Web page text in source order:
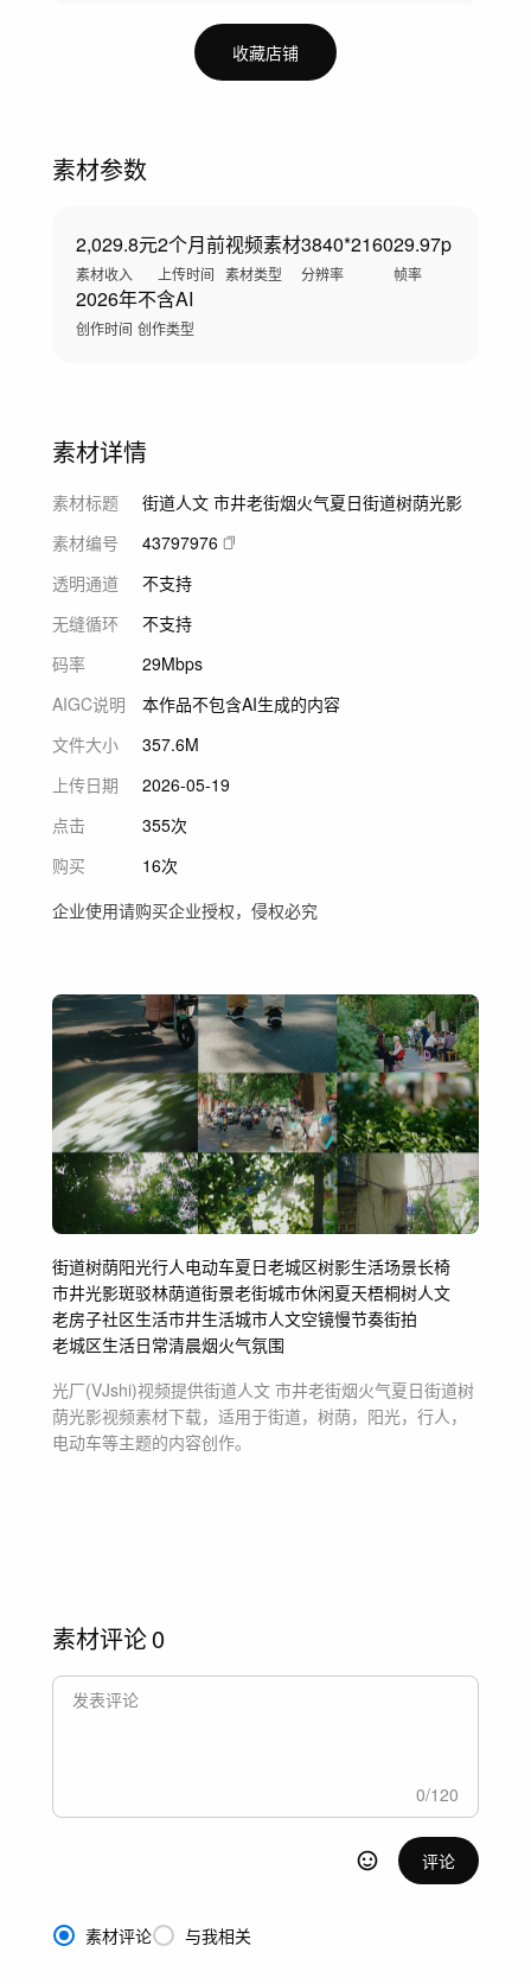
收藏店铺
素材参数
2,029.8元
素材收入
2个月前
上传时间
视频素材
素材类型
3840*2160
分辨率
29.97p
帧率
2026年
创作时间
不含AI
创作类型
素材详情
素材标题
街道人文 市井老街烟火气夏日街道树荫光影
素材编号
43797976
透明通道
不支持
无缝循环
不支持
码率
29Mbps
AIGC说明
本作品不包含AI生成的内容
文件大小
357.6M
上传日期
2026-05-19
点击
355次
购买
16次
企业使用请购买企业授权，侵权必究
街道树荫阳光行人电动车夏日老城区树影生活场景长椅
市井光影斑驳林荫道街景老街城市休闲夏天梧桐树人文
老房子社区生活市井生活城市人文空镜慢节奏街拍
老城区生活日常清晨烟火气氛围
光厂(VJshi)视频提供街道人文 市井老街烟火气夏日街道树
荫光影视频素材下载，适用于街道，树荫，阳光，行人，
电动车等主题的内容创作。
素材评论0
0/120
评论
素材评论 与我相关